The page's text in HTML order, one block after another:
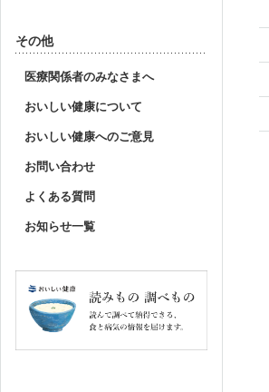
その他
医療関係者のみなさまへ
おいしい健康について
おいしい健康へのご意見
お問い合わせ
よくある質問
お知らせ一覧